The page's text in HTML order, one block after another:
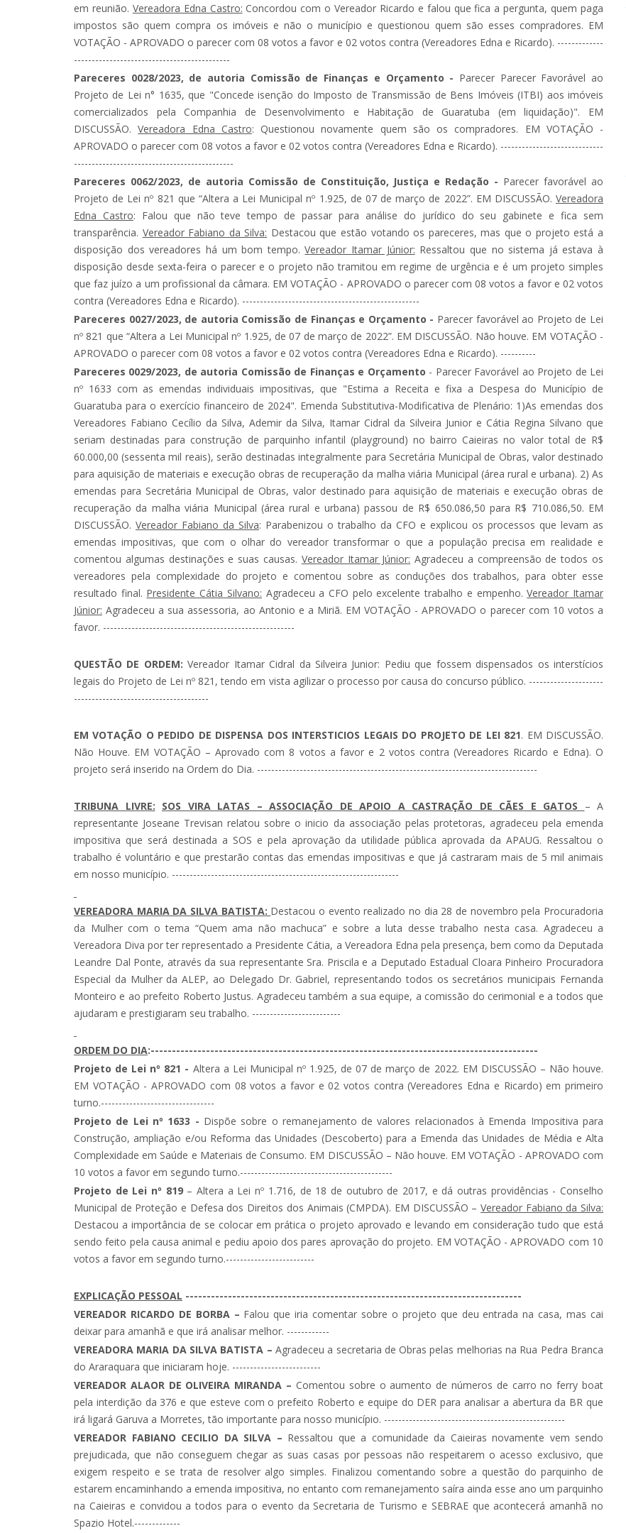
em reunião. Vereadora Edna Castro: Concordou com o Vereador Ricardo e falou que fica a pergunta, quem paga
impostos são quem compra os imóveis e não o município e questionou quem são esses compradores. EM
VOTAÇÃO - APROVADO o parecer com 08 votos a favor e 02 votos contra (Vereadores Edna e Ricardo). -------------
--------------------------------------------
Pareceres 0028/2023, de autoria Comissão de Finanças e Orçamento - Parecer Parecer Favorável ao
Projeto de Lei n° 1635, que "Concede isenção do Imposto de Transmissão de Bens Imóveis (ITBI) aos imóveis
comercializados pela Companhia de Desenvolvimento e Habitação de Guaratuba (em liquidação)". EM
DISCUSSÃO.Vereadora Edna Castro: Questionou novamente quem são os compradores. EM VOTAÇÃO -
APROVADO o parecer com 08 votos a favor e 02 votos contra (Vereadores Edna e Ricardo). -----------------------------
---------------------------------------------
Pareceres 0062/2023, de autoria Comissão de Constituição, Justiça e Redação - Parecer favorável ao
Projeto de Lei nº 821 que “Altera a Lei Municipal nº 1.925, de 07 de março de 2022”. EM DISCUSSÃO. Vereadora
Edna Castro: Falou que não teve tempo de passar para análise do jurídico do seu gabinete e fica sem
transparência. Vereador Fabiano da Silva: Destacou que estão votando os pareceres, mas que o projeto está a
disposição dos vereadores há um bom tempo.Vereador Itamar Júnior: Ressaltou que no sistema já estava à
disposição desde sexta-feira o parecer e o projeto não tramitou em regime de urgência e é um projeto simples
que faz juízo a um profissional da câmara. EM VOTAÇÃO - APROVADO o parecer com 08 votos a favor e 02 votos
contra (Vereadores Edna e Ricardo). --------------------------------------------------
Pareceres 0027/2023, de autoria Comissão de Finanças e Orçamento - Parecer favorável ao Projeto de Lei
nº 821 que “Altera a Lei Municipal nº 1.925, de 07 de março de 2022”. EM DISCUSSÃO. Não houve. EM VOTAÇÃO -
APROVADO o parecer com 08 votos a favor e 02 votos contra (Vereadores Edna e Ricardo). ----------
Pareceres 0029/2023, de autoria Comissão de Finanças e Orçamento - Parecer Favorável ao Projeto de Lei
nº 1633 com as emendas individuais impositivas, que "Estima a Receita e fixa a Despesa do Município de
Guaratuba para o exercício financeiro de 2024". Emenda Substitutiva-Modificativa de Plenário: 1)As emendas dos
Vereadores Fabiano Cecílio da Silva, Ademir da Silva, Itamar Cidral da Silveira Junior e Cátia Regina Silvano que
seriam destinadas para construção de parquinho infantil (playground) no bairro Caieiras no valor total de R$
60.000,00 (sessenta mil reais), serão destinadas integralmente para Secretária Municipal de Obras, valor destinado
para aquisição de materiais e execução obras de recuperação da malha viária Municipal (área rural e urbana). 2) As
emendas para Secretária Municipal de Obras, valor destinado para aquisição de materiais e execução obras de
recuperação da malha viária Municipal (área rural e urbana) passou de R$ 650.086,50 para R$ 710.086,50. EM
DISCUSSÃO. Vereador Fabiano da Silva: Parabenizou o trabalho da CFO e explicou os processos que levam as
emendas impositivas, que com o olhar do vereador transformar o que a população precisa em realidade e
comentou algumas destinações e suas causas. Vereador Itamar Júnior: Agradeceu a compreensão de todos os
vereadores pela complexidade do projeto e comentou sobre as conduções dos trabalhos, para obter esse
resultado final. Presidente Cátia Silvano: Agradeceu a CFO pelo excelente trabalho e empenho.Vereador Itamar
Júnior: Agradeceu a sua assessoria, ao Antonio e a Miriã. EM VOTAÇÃO - APROVADO o parecer com 10 votos a
favor. ------------------------------------------------------
QUESTÃO DE ORDEM:Vereador Itamar Cidral da Silveira Junior: Pediu que fossem dispensados os interstícios
legais do Projeto de Lei nº 821, tendo em vista agilizar o processo por causa do concurso público. ---------------------
--------------------------------------
EM VOTAÇÃO O PEDIDO DE DISPENSA DOS INTERSTICIOS LEGAIS DO PROJETO DE LEI 821. EM DISCUSSÃO.
Não Houve. EM VOTAÇÃO – Aprovado com 8 votos a favor e 2 votos contra (Vereadores Ricardo e Edna). O
projeto será inserido na Ordem do Dia. -------------------------------------------------------------------------------
TRIBUNA LIVRE: SOS VIRA LATAS – ASSOCIAÇÃO DE APOIO A CASTRAÇÃO DE CÃES E GATOS – A
representante Joseane Trevisan relatou sobre o inicio da associação pelas protetoras, agradeceu pela emenda
impositiva que será destinada a SOS e pela aprovação da utilidade pública aprovada da APAUG. Ressaltou o
trabalho é voluntário e que prestarão contas das emendas impositivas e que já castraram mais de 5 mil animais
em nosso município. ----------------------------------------------------------------
VEREADORA MARIA DA SILVA BATISTA: Destacou o evento realizado no dia 28 de novembro pela Procuradoria
da Mulher com o tema “Quem ama não machuca” e sobre a luta desse trabalho nesta casa. Agradeceu a
Vereadora Diva por ter representado a Presidente Cátia, a Vereadora Edna pela presença, bem como da Deputada
Leandre Dal Ponte, através da sua representante Sra. Priscila e a Deputado Estadual Cloara Pinheiro Procuradora
Especial da Mulher da ALEP, ao Delegado Dr. Gabriel, representando todos os secretários municipais Fernanda
Monteiro e ao prefeito Roberto Justus. Agradeceu também a sua equipe, a comissão do cerimonial e a todos que
ajudaram e prestigiaram seu trabalho. -------------------------
ORDEM DO DIA:-------------------------------------------------------------------------------------------
Projeto de Lei nº 821 - Altera a Lei Municipal nº 1.925, de 07 de março de 2022. EM DISCUSSÃO – Não houve.
EM VOTAÇÃO - APROVADO com 08 votos a favor e 02 votos contra (Vereadores Edna e Ricardo) em primeiro
turno.--------------------------------
Projeto de Lei nº 1633 - Dispõe sobre o remanejamento de valores relacionados à Emenda Impositiva para
Construção, ampliação e/ou Reforma das Unidades (Descoberto) para a Emenda das Unidades de Média e Alta
Complexidade em Saúde e Materiais de Consumo. EM DISCUSSÃO – Não houve. EM VOTAÇÃO - APROVADO com
10 votos a favor em segundo turno.-------------------------------------------
Projeto de Lei nº 819– Altera a Lei nº 1.716, de 18 de outubro de 2017, e dá outras providências - Conselho
Municipal de Proteção e Defesa dos Direitos dos Animais (CMPDA). EM DISCUSSÃO – Vereador Fabiano da Silva:
Destacou a importância de se colocar em prática o projeto aprovado e levando em consideração tudo que está
sendo feito pela causa animal e pediu apoio dos pares aprovação do projeto. EM VOTAÇÃO - APROVADO com 10
votos a favor em segundo turno.-------------------------
EXPLICAÇÃO PESSOAL -------------------------------------------------------------------------------
VEREADOR RICARDO DE BORBA – Falou que iria comentar sobre o projeto que deu entrada na casa, mas cai
deixar para amanhã e que irá analisar melhor. ------------
VEREADORA MARIA DA SILVA BATISTA – Agradeceu a secretaria de Obras pelas melhorias na Rua Pedra Branca
do Araraquara que iniciaram hoje. -------------------------
VEREADOR ALAOR DE OLIVEIRA MIRANDA – Comentou sobre o aumento de números de carro no ferry boat
pela interdição da 376 e que esteve com o prefeito Roberto e equipe do DER para analisar a abertura da BR que
irá ligará Garuva a Morretes, tão importante para nosso município. ---------------------------------------------------
VEREADOR FABIANO CECILIO DA SILVA – Ressaltou que a comunidade da Caieiras novamente vem sendo
prejudicada, que não conseguem chegar as suas casas por pessoas não respeitarem o acesso exclusivo, que
exigem respeito e se trata de resolver algo simples. Finalizou comentando sobre a questão do parquinho de
estarem encaminhando a emenda impositiva, no entanto com remanejamento saíra ainda esse ano um parquinho
na Caieiras e convidou a todos para o evento da Secretaria de Turismo e SEBRAE que acontecerá amanhã no
Spazio Hotel.-------------